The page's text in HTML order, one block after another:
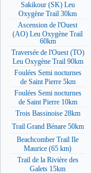
Sakikour (SK) Leu
Oxygène Trail 30km
Ascension de l'Ouest
(AO) Leu Oxygène Trail
60km
Traversée de l'Ouest (TO)
Leu Oxygène Trail 90km
Foulées Semi nocturnes
de Saint Pierre 5km
Foulées Semi nocturnes
de Saint Pierre 10km
Trois Bassinoise 28km
Trail Grand Bénare 50km
Beachcomber Trail Ile
Maurice (65 km)
Trail de la Rivière des
Galets 15km